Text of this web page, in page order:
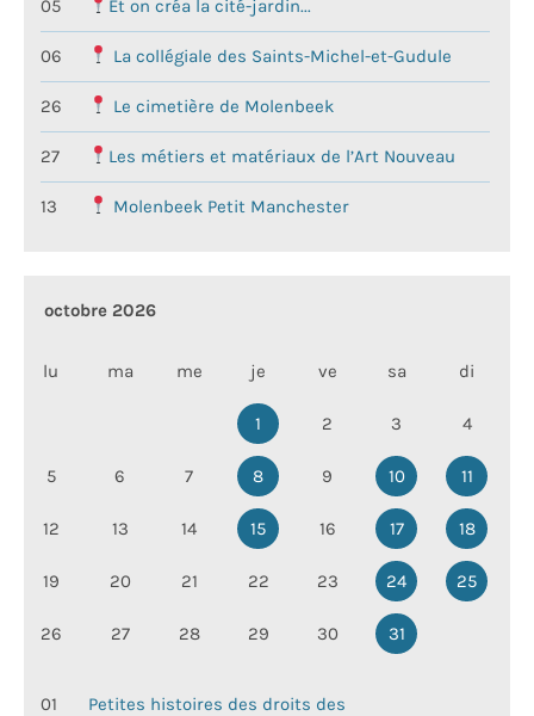
05 Et on créa la cité-jardin...
06 La collégiale des Saints-Michel-et-Gudule
26 Le cimetière de Molenbeek
27 Les métiers et matériaux de l’Art Nouveau
13 Molenbeek Petit Manchester
octobre 2026
lu ma me je ve sa di
1 2 3 4
5 6 7 8 9 10 11
12 13 14 15 16 17 18
19 20 21 22 23 24 25
26 27 28 29 30 31
01
Petites histoires des droits des